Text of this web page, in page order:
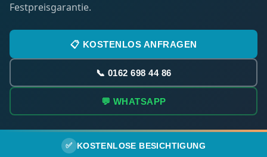
Festpreisgarantie.
📋 KOSTENLOS ANFRAGEN
📞 0162 698 44 86
💬 WHATSAPP
✅ KOSTENLOSE BESICHTIGUNG